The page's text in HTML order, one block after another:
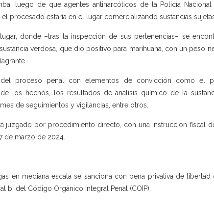
luego de que agentes antinarcóticos de la Policía
procesado estaría en el lugar comercializando sustancias
donde –tras la inspección de sus pertenencias– se
verdosa, que dio positivo para marihuana, con un peso
del proceso penal con elementos de convicción como el
los hechos, los resultados de análisis químico de la
de seguimientos y vigilancias, entre otros.
juzgado por procedimiento directo, con una instrucción fiscal
de marzo de 2024.
en mediana escala se sanciona con pena privativa de libertad
b, del Código Orgánico Integral Penal (COIP).